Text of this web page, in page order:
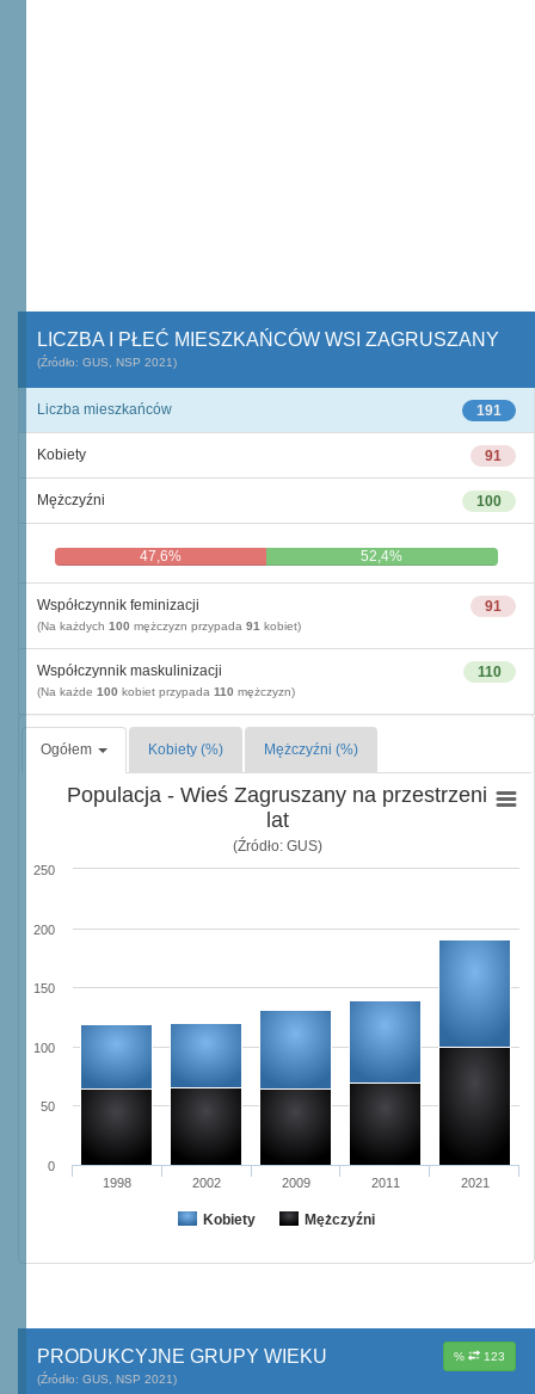
LICZBA I PŁEĆ MIESZKAŃCÓW WSI ZAGRUSZANY
(Źródło: GUS, NSP 2021)
191
Liczba mieszkańców
91
Kobiety
100
Mężczyźni
47,6% 52,4%
91
Współczynnik feminizacji
(Na każdych 100 mężczyzn przypada 91 kobiet)
110
Współczynnik maskulinizacji
(Na każde 100 kobiet przypada 110 mężczyzn)
Ogółem Kobiety (%) Mężczyźni (%)
Populacja - Wieś Zagruszany na przestrzeni
lat
(Źródło: GUS)
Kobiety Mężczyźni
1998 2002 2009 2011 2021
0
50
100
150
200
250
% 123
PRODUKCYJNE GRUPY WIEKU
(Źródło: GUS, NSP 2021)